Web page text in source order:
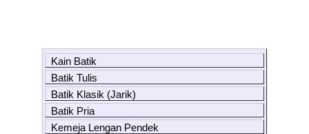
Kain Batik
Batik Tulis
Batik Klasik (Jarik)
Batik Pria
Kemeja Lengan Pendek